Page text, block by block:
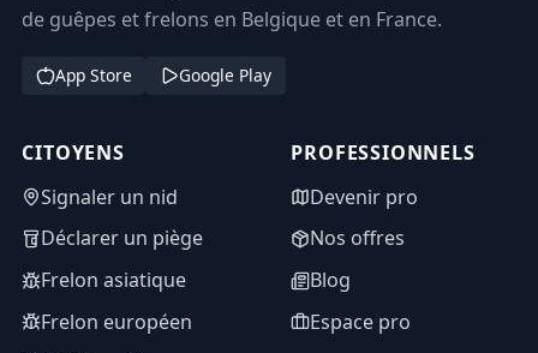
de guêpes et frelons en Belgique et en France.
App Store Google Play
CITOYENS
Signaler un nid
Déclarer un piège
Frelon asiatique
Frelon européen
PROFESSIONNELS
Devenir pro
Nos offres
Blog
Espace pro